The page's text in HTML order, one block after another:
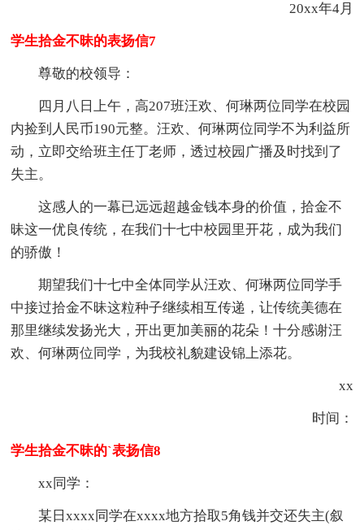
20xx年4月
学生拾金不昧的表扬信7
尊敬的校领导：
四月八日上午，高207班汪欢、何琳两位同学在校园
内捡到人民币190元整。汪欢、何琳两位同学不为利益所
动，立即交给班主任丁老师，透过校园广播及时找到了
失主。
这感人的一幕已远远超越金钱本身的价值，拾金不
昧这一优良传统，在我们十七中校园里开花，成为我们
的骄傲！
期望我们十七中全体同学从汪欢、何琳两位同学手
中接过拾金不昧这粒种子继续相互传递，让传统美德在
那里继续发扬光大，开出更加美丽的花朵！十分感谢汪
欢、何琳两位同学，为我校礼貌建设锦上添花。
xx
时间：
学生拾金不昧的`表扬信8
xx同学：
某日xxxx同学在xxxx地方拾取5角钱并交还失主(叙